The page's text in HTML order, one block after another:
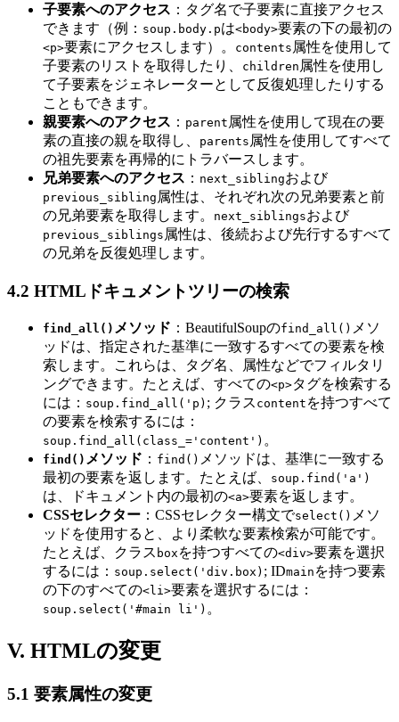
子要素へのアクセス ：タグ名で子要素に直接アクセス
できます（例： soup.body.pは<body>要素の下の最初の
<p>要素にアクセスします）。 contents 属性を使用して
子要素のリストを取得したり、
children 属性を使用し
て子要素をジェネレーターとして反復処理したりする
こともできます。
親要素へのアクセス ： parent 属性を使用して現在の要
素の直接の親を取得し、
parents 属性を使用してすべて
の祖先要素を再帰的にトラバースします。
兄弟要素へのアクセス ： next_siblingおよび
previous_sibling 属性は、それぞれ次の兄弟要素と前
の兄弟要素を取得します。
next_siblingsおよび
previous_siblings 属性は、後続および先行するすべて
の兄弟を反復処理します。
4.2 HTMLドキュメントツリーの検索
find_all() メソッド ：BeautifulSoupのfind_all() メソ
ッドは、指定された基準に一致するすべての要素を検
索します。これらは、タグ名、属性などでフィルタリ
ングできます。たとえば、すべての<p>タグを検索する
には： soup.find_all('p) ; クラス content を持つすべて
の要素を検索するには：
soup.find_all(class_='content') 。
find() メソッド ： find() メソッドは、基準に一致する
最初の要素を返します。たとえば、
soup.find('a')
は、ドキュメント内の最初の<a>要素を返します。
CSSセレクター ：CSSセレクター構文でselect() メソ
ッドを使用すると、より柔軟な要素検索が可能です。
たとえば、クラス box を持つすべての<div>要素を選択
するには： soup.select('div.box) ; IDmain を持つ要素
の下のすべての<li>要素を選択するには：
soup.select('#main li') 。
V. HTMLの変更
5.1 要素属性の変更